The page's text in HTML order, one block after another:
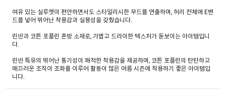
여유 있는 실루엣이 편안하면서도 스타일리시한 무드를 연출하며, 허리 전체에 E밴
드를 넣어 뛰어난 착용감과 실용성을 갖췄습니다.
린넨과 코튼 포플린 혼방 소재로, 가볍고 드라이한 텍스처가 돋보이는 아이템입니
다.
린넨 특유의 뛰어난 통기성이 쾌적한 착용감을 제공하며, 코튼 포플린의 탄탄하고
매끄러운 조직이 조화를 이루어 활동이 많은 여름 시즌에 착용하기 좋은 아이템입
니다.